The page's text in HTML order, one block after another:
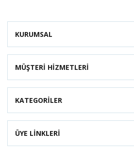
KURUMSAL
MÜŞTERİ HİZMETLERİ
KATEGORİLER
ÜYE LİNKLERİ